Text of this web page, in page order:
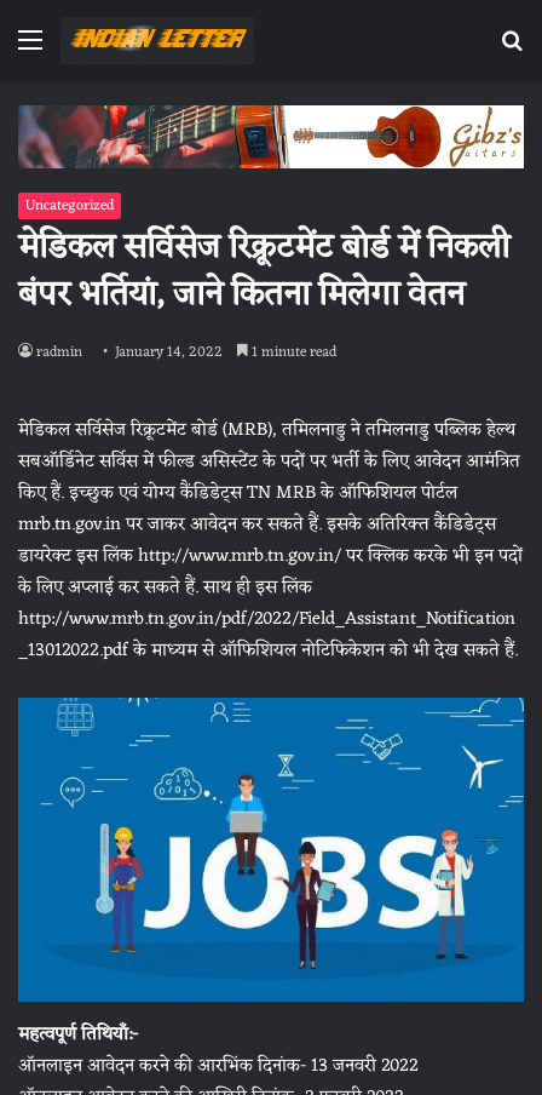
Menu
Uncategorized
मेडिकल सर्विसेज रिक्रूटमेंट बोर्ड में निकली
बंपर भर्तियां, जाने कितना मिलेगा वेतन
radmin January 14, 2022 1 minute read
मेडिकल सर्विसेज रिक्रूटमेंट बोर्ड (MRB), तमिलनाडु ने तमिलनाडु पब्लिक हेल्थ
सबऑर्डिनेट सर्विस में फील्ड असिस्टेंट के पदों पर भर्ती के लिए आवेदन आमंत्रित
किए हैं. इच्छुक एवं योग्य कैंडिडेट्स TN MRB के ऑफिशियल पोर्टल
mrb.tn.gov.in पर जाकर आवेदन कर सकते हैं. इसके अतिरिक्त कैंडिडेट्स
डायरेक्ट इस लिंक http://www.mrb.tn.gov.in/ पर क्लिक करके भी इन पदों
के लिए अप्लाई कर सकते हैं. साथ ही इस लिंक
http://www.mrb.tn.gov.in/pdf/2022/Field_Assistant_Notification
_13012022.pdf के माध्यम से ऑफिशियल नोटिफिकेशन को भी देख सकते हैं.
महत्वपूर्ण तिथियाँ:-
ऑनलाइन आवेदन करने की आरभिंक दिनांक- 13 जनवरी 2022